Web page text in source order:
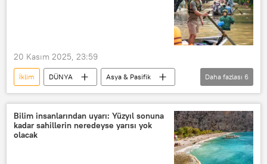
20 Kasım 2025, 23:59
İklim DÜNYA
Asya & Pasifik
Vietnam
Sel
Sel felaketi
Yağmur
iklim değişikliği
İklim krizi
Daha fazlası 6
Bilim insanlarından uyarı: Yüzyıl sonuna
kadar sahillerin neredeyse yarısı yok
olacak